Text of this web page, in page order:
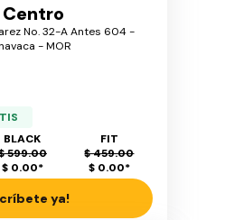
No. 32-A Antes 604 -
- MOR
BLACK
599.00
$ 0.00*
FIT
$ 459.00
$ 0.00*
ya!